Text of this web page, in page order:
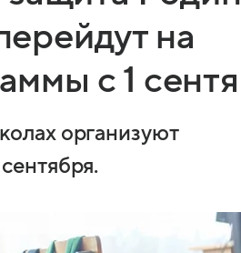
на
с 1
организуют